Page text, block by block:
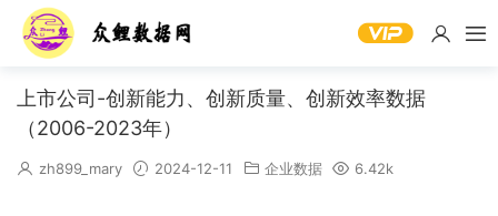
上市公司-创新能力、创新质量、创新效率数据
（2006-2023年）
zh899_mary 2024-12-11 企业数据 6.42k